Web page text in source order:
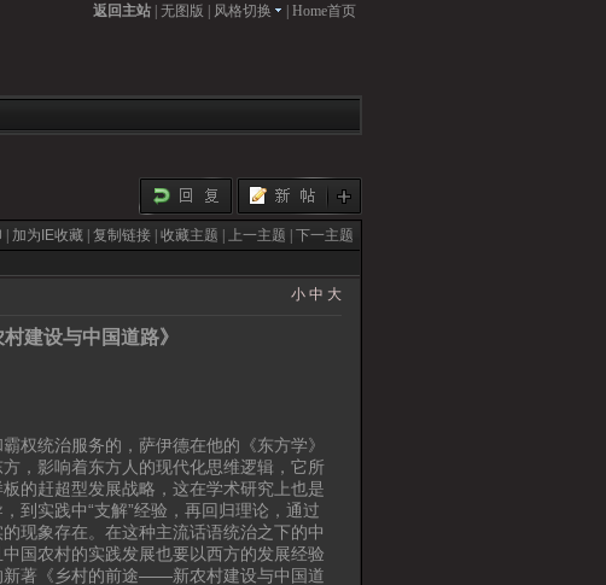
返回主站 无图版 风格切换 Home首页
| 加为IE收藏 |复制链接 |收藏主题 | 上一主题 |下一主题
小 中 大
建设与中国道路》
权统治服务的，萨伊德在他的《东方学》
，影响着东方人的现代化思维逻辑，它所
的赶超型发展战略，这在学术研究上也是
到实践中“支解”经验，再回归理论，通过
现象存在。在这种主流话语统治之下的中
国农村的实践发展也要以西方的发展经验
新著《乡村的前途——新农村建设与中国道